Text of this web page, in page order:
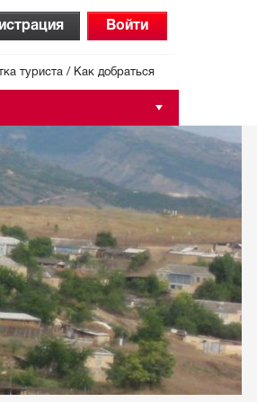
Войти
туриста / Как добраться